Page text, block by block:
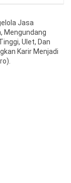
Jasa
Mengundang
Ulet, Dan
Karir Menjadi